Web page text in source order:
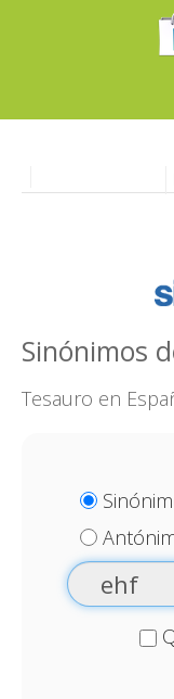
Sinónimos
Tesauro en